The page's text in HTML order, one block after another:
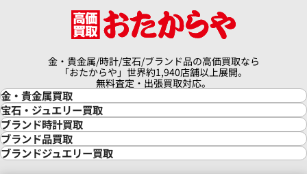
金・貴金属/時計/宝石/ブランド品の高価買取なら
「おたからや」世界約1,940店舗以上展開。
無料査定・出張買取対応。
金・貴金属買取
金買取
金の相場価格情報
金の参考買取価格一覧
インゴット買取
インゴットの相場価格情報
24金買取
宝石・ジュエリー買取
宝石・ジュエリー買取
ダイヤモンド買取
ダイヤモンド・宝石の参考価格一覧
リング・結婚指輪買取
エメラルド買取
ブランド時計買取
時計買取
ロレックス買取
ロレックス デイトナ買取
ロレックス サブマリーナー買取
ブランド品買取
ブランド買取
ブランドジュエリー買取